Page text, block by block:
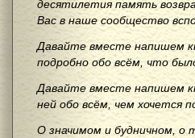
десятилетия память
Вас в наше сообщество
Давайте вместе напишем
подробно обо всём, что
Давайте вместе напишем
ней обо всём, чем хочется
О значимом и будничном, о